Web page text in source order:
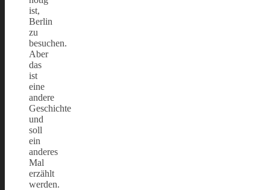
ist,
Berlin
zu
besuchen.
Aber
das
ist
eine
andere
Geschichte
und
soll
ein
anderes
Mal
erzählt
werden.